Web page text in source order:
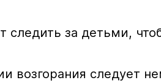
следить за детьми,
возгорания следует